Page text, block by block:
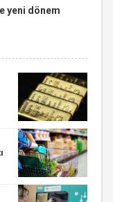
yeni dönem